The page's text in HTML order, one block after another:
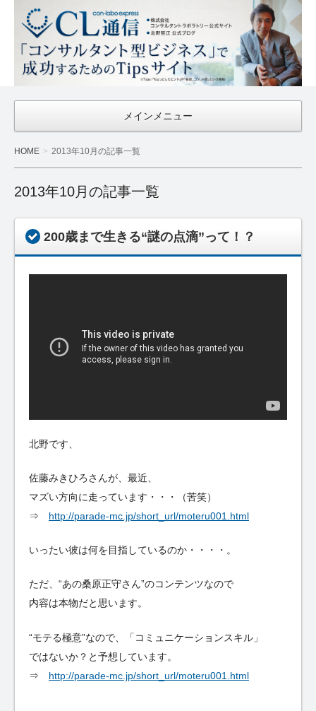
CL通信
｜Con-
Labo
メインメニュー
HOME 2013年10月の記事一覧
2013年10月の記事一覧
200歳まで生きる“謎の点滴”って！？
北野です、
佐藤みきひろさんが、最近、
マズい方向に走っています・・・（苦笑）
⇒ http://parade-mc.jp/short_url/moteru001.html
いったい彼は何を目指しているのか・・・・。
ただ、“あの桑原正守さん”のコンテンツなので
内容は本物だと思います。
“モテる極意”なので、「コミュニケーションスキル」
ではないか？と予想しています。
⇒ http://parade-mc.jp/short_url/moteru001.html